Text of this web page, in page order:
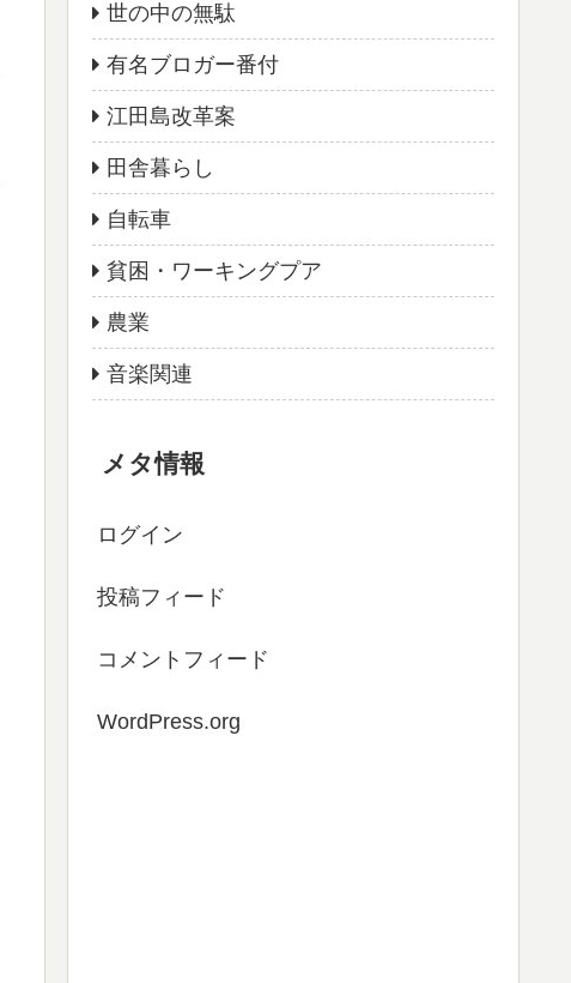
世の中の無駄
有名ブロガー番付
江田島改革案
田舎暮らし
自転車
貧困・ワーキングプア
農業
音楽関連
メタ情報
ログイン
投稿フィード
コメントフィード
WordPress.org